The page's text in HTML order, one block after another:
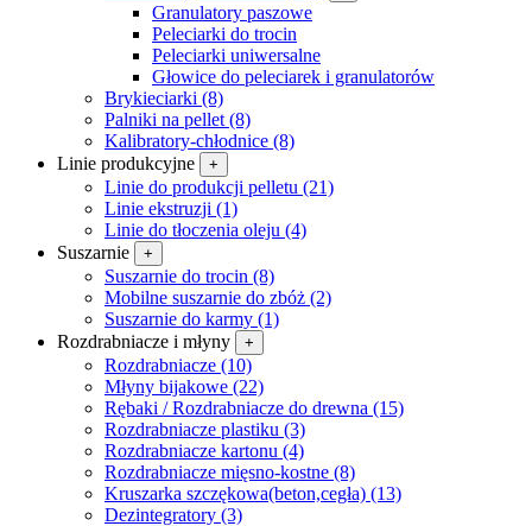
Granulatory paszowe
Peleciarki do trocin
Peleciarki uniwersalne
Głowice do peleciarek i granulatorów
Brykieciarki (8)
Palniki na pellet (8)
Kalibratory-chłodnice (8)
Linie produkcyjne
+
Linie do produkcji pelletu (21)
Linie ekstruzji (1)
Linie do tłoczenia oleju (4)
Suszarnie
+
Suszarnie do trocin (8)
Mobilne suszarnie do zbóż (2)
Suszarnie do karmy (1)
Rozdrabniacze i młyny
+
Rozdrabniacze (10)
Młyny bijakowe (22)
Rębaki / Rozdrabniacze do drewna (15)
Rozdrabniacze plastiku (3)
Rozdrabniacze kartonu (4)
Rozdrabniacze mięsno-kostne (8)
Kruszarka szczękowa(beton,cegła) (13)
Dezintegra­tory (3)